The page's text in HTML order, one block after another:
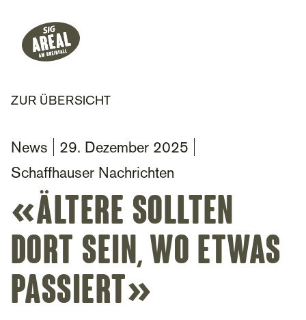
Header
SIG Gemeinnützige Stiftung
Hauptnavigation
ZUR ÜBERSICHT
News
29. Dezember 2025
Schaffhauser Nachrichten
«Ältere sollten
dort sein, wo etwas
passiert»